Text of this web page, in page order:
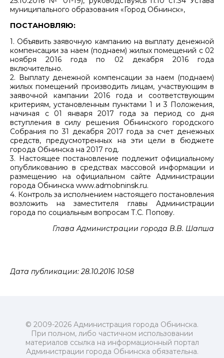
муниципального образования «Город Обнинск»,
ПОСТАНОВЛЯЮ:
1. Объявить заявочную кампанию на выплату денежной
компенсации за наем (поднаем) жилых помещений с 02
ноября 2016 года по 02 декабря 2016 года
включительно.
2. Выплату денежной компенсации за наем (поднаем)
жилых помещений производить лицам, участвующим в
заявочной кампании 2016 года и соответствующим
критериям, установленным пунктами 1 и 3 Положения,
начиная с 01 января 2017 года за период со дня
вступления в силу решения Обнинского городского
Собрания по 31 декабря 2017 года за счет денежных
средств, предусмотренных на эти цели в бюджете
города Обнинска на 2017 год.
3. Настоящее постановление подлежит официальному
опубликованию в средствах массовой информации и
размещению на официальном сайте Администрации
города Обнинска www.admobninsk.ru.
4. Контроль за исполнением настоящего постановления
возложить на заместителя главы Администрации
города по социальным вопросам Т.С. Попову.
Глава Администрации города В.В. Шапша
Дата публикации: 28.10.2016 10:58
© 2009-2026 Администрация города Обнинска.
При полном, либо частичном использовании
материалов ссылка на информационный портал
Администрации города Обнинска обязательна.